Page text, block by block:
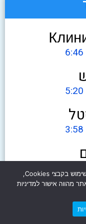
לשם חוויית שימוש נוחה ובטוחה אנו עושים שימוש בקבצי Cookies,
מהווה אישור למדיניות